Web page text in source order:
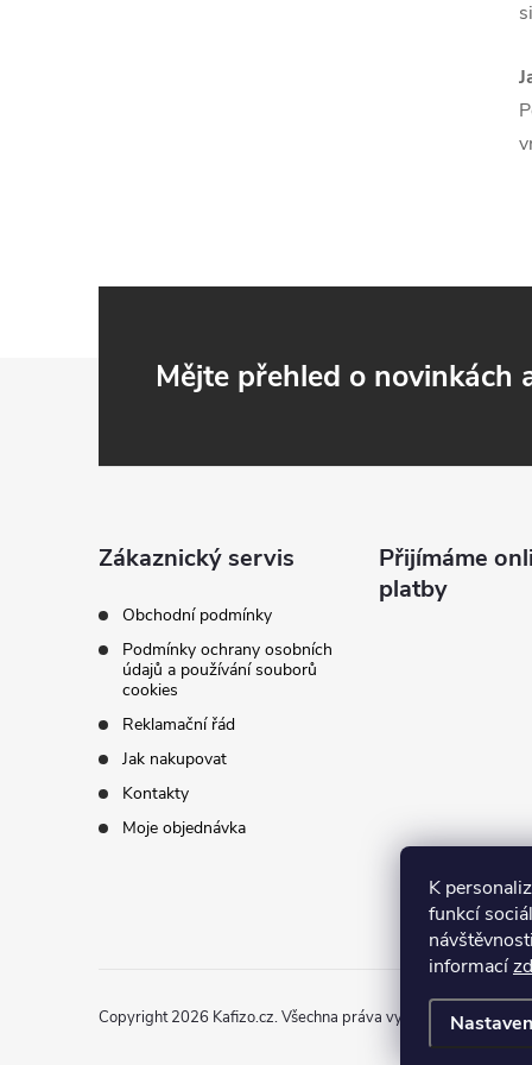
K
funkcí
informací
Mějte přehled o novinkách
Zákaznický servis
Obchodní podmínky
Podmínky ochrany osobních
údajů a používání souborů
cookies
Reklamační řád
Jak nakupovat
Kontakty
Moje objednávka
Přijímáme
platby
Copyright 2026 Kafizo.cz. Všechna práva vyhrazena.Upravit